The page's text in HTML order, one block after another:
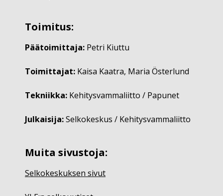
Toimitus:
Päätoimittaja: Petri Kiuttu
Toimittajat: Kaisa Kaatra, Maria Österlund
Tekniikka: Kehitysvammaliitto / Papunet
Julkaisija:Selkokeskus / Kehitysvammaliitto
Muita sivustoja:
Selkokeskuksen sivut